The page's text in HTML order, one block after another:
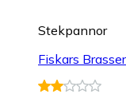
Stekpannor
Fiskars